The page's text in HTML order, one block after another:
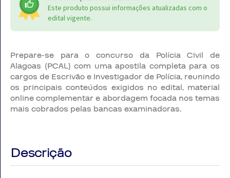
Este produto possui informações atualizadas com o
edital vigente.
Prepare-se para o concurso da Polícia Civil de
Alagoas (PCAL) com uma apostila completa para os
cargos de Escrivão e Investigador de Polícia, reunindo
os principais conteúdos exigidos no edital, material
online complementar e abordagem focada nos temas
mais cobrados pelas bancas examinadoras.
Descrição